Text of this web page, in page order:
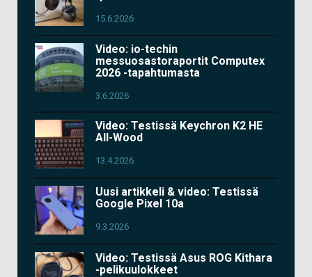
15.6.2026
Video: io-techin
messuosastoraportit Computex
2026 -tapahtumasta
3.6.2026
Video: Testissä Keychron K2 HE
All-Wood
13.4.2026
Uusi artikkeli & video: Testissä
Google Pixel 10a
9.3.2026
Video: Testissä Asus ROG Kithara
-pelikuulokkeet